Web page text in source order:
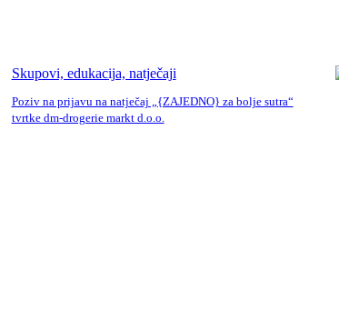
Skupovi, edukacija, natječaji
Poziv na prijavu na natječaj „{ZAJEDNO} za bolje sutra“
tvrtke dm-drogerie markt d.o.o.